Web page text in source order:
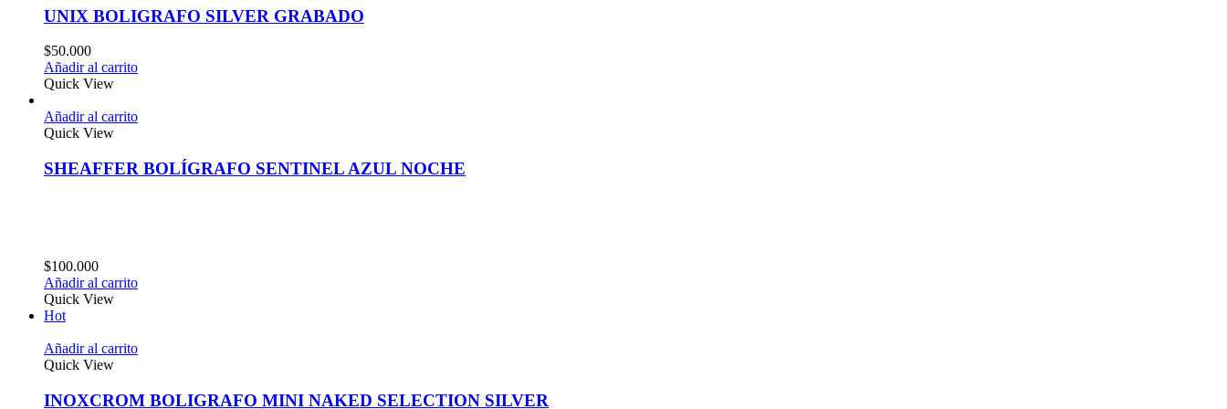
UNIX BOLIGRAFO SILVER GRABADO
$50.000
Añadir al carrito
Quick View
Añadir al carrito
Quick View
SHEAFFER BOLÍGRAFO SENTINEL AZUL NOCHE
$100.000
Añadir al carrito
Quick View
Hot
Añadir al carrito
Quick View
INOXCROM BOLIGRAFO MINI NAKED SELECTION SILVER